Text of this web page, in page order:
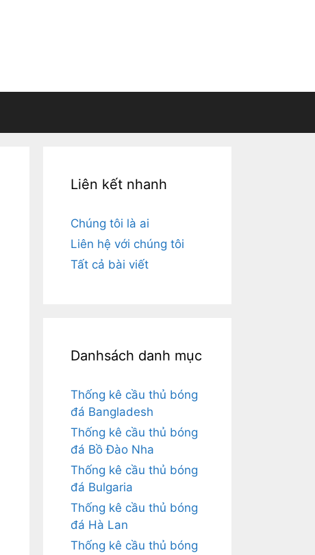
Liên kết nhanh
Chúng tôi là ai
Liên hệ với chúng tôi
Tất cả bài viết
Danhsách danh mục
Thống kê cầu thủ bóng
đá Bangladesh
Thống kê cầu thủ bóng
đá Bồ Đào Nha
Thống kê cầu thủ bóng
đá Bulgaria
Thống kê cầu thủ bóng
đá Hà Lan
Thống kê cầu thủ bóng